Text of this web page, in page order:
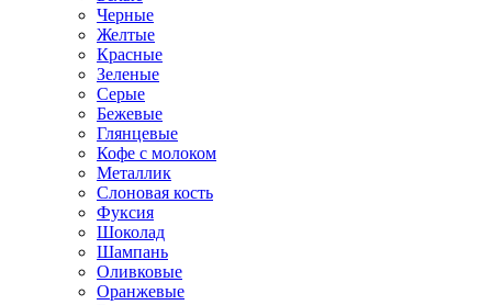
Черные
Желтые
Красные
Зеленые
Серые
Бежевые
Глянцевые
Кофе с молоком
Металлик
Слоновая кость
Фуксия
Шоколад
Шампань
Оливковые
Оранжевые